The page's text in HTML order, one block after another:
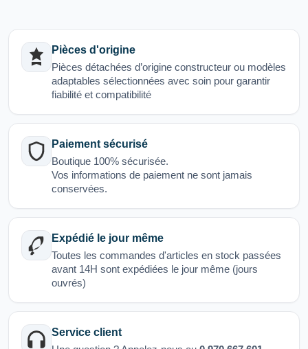
Pièces d'origine
Pièces détachées d’origine constructeur ou modèles
adaptables sélectionnées avec soin pour garantir
fiabilité et compatibilité
Paiement sécurisé
Boutique 100% sécurisée.
Vos informations de paiement ne sont jamais
conservées.
Expédié le jour même
Toutes les commandes d'articles en stock passées
avant 14H sont expédiées le jour même (jours
ouvrés)
Service client